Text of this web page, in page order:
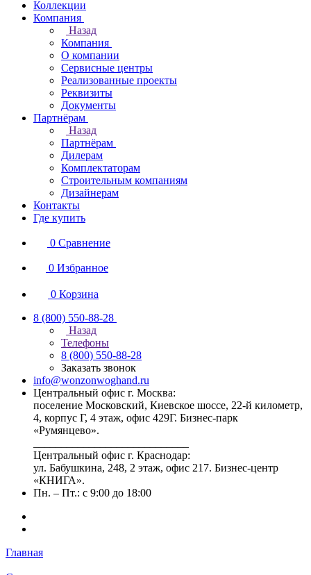
Коллекции
Компания
Назад
Компания
О компании
Сервисные центры
Реализованные проекты
Реквизиты
Документы
Партнёрам
Назад
Партнёрам
Дилерам
Комплектаторам
Строительным компаниям
Дизайнерам
Контакты
Где купить
0 Сравнение
0 Избранное
0 Корзина
8 (800) 550-88-28
Назад
Телефоны
8 (800) 550-88-28
Заказать звонок
info@wonzonwoghand.ru
Центральный офис г. Москва:
поселение Московский, Киевское шоссе, 22-й километр,
4, корпус Г, 4 этаж, офис 429Г. Бизнес-парк
«Румянцево».
Центральный офис г. Краснодар:
ул. Бабушкина, 248, 2 этаж, офис 217. Бизнес-центр
«КНИГА».
Пн. – Пт.: с 9:00 до 18:00
Главная